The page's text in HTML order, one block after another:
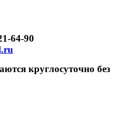
64-90
круглосуточно без